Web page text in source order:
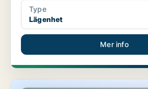
Type
Lägenhet
Mer info
Lägenhet i Gotland, Visby